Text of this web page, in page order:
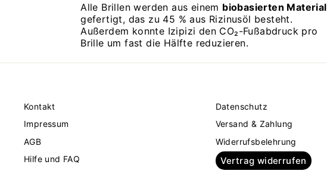
Alle Brillen werden aus einem biobasierten Material
gefertigt, das zu 45 % aus Rizinusöl besteht.
Außerdem konnte Izipizi den CO₂-Fußabdruck pro
Brille um fast die Hälfte reduzieren.
Kontakt
Impressum
AGB
Hilfe und FAQ
Datenschutz
Versand & Zahlung
Widerrufsbelehrung
Vertrag widerrufen